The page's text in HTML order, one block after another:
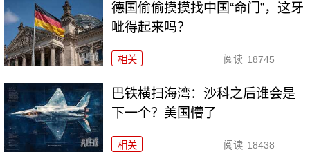
德国偷偷摸摸找中国“命门”，这牙
呲得起来吗？
相关 阅读 18745
巴铁横扫海湾：沙科之后谁会是
下一个？美国懵了
相关 阅读 18438